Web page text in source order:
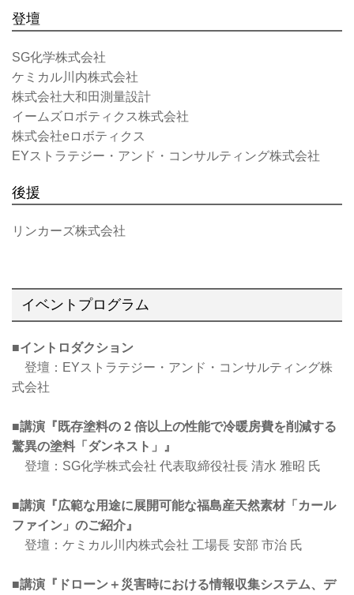
登壇
SG化学株式会社
ケミカル川内株式会社
株式会社大和田測量設計
イームズロボティクス株式会社
株式会社eロボティクス
EYストラテジー・アンド・コンサルティング株式会社
後援
リンカーズ株式会社
イベントプログラム
■イントロダクション
登壇：EYストラテジー・アンド・コンサルティング株
式会社
■講演『既存塗料の 2 倍以上の性能で冷暖房費を削減する
驚異の塗料「ダンネスト」』
登壇：SG化学株式会社 代表取締役社長 清水 雅昭 氏
■講演『広範な用途に展開可能な福島産天然素材「カール
ファイン」のご紹介』
登壇：ケミカル川内株式会社 工場長 安部 市治 氏
■講演『ドローン＋災害時における情報収集システム、デ